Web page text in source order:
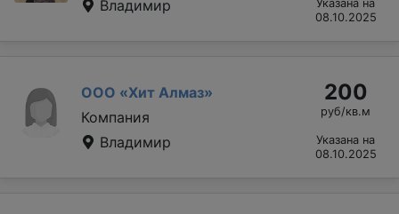
Владимир
Указана на
08.10.2025
ООО «Хит Алмаз»
Компания
Владимир
200
руб/кв.м
Указана на
08.10.2025